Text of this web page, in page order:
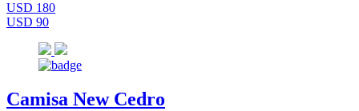
USD 180
USD 90
Camisa New Cedro